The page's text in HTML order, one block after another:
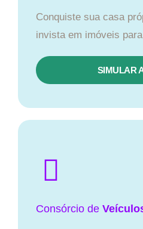
Conquiste sua casa
invista em imóveis
SIMULAR
Consórcio de